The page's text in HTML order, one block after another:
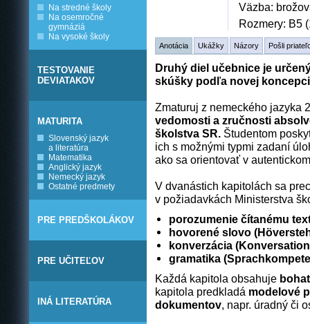
Na stredné školy
Na osemročné
gymnáziá
Na vysoké školy
TESTOVANIE
DEVIATAKOV
MATURITA
Slovenský jazyk
a literatúra
Matematika
Anglický jazyk
Nemecký jazyk
Ostatné predmety
PRE PREDŠKOLÁKOV
PRE UČITEĽOV
INÁ LITERATÚRA
Väzba:
Rozmery: B5
Anotácia Ukážky Názory Pošli
Druhý diel učebnice je
skúšky podľa novej
Zmaturuj z nemeckého jazyka
vedomosti a zručnosti
školstva SR. Študentom
ich s možnými typmi zadaní
ako sa orientovať v
V dvanástich kapitolách sa
v požiadavkách Ministerstva
porozumenie čítanému
hovorené slovo
konverzácia
gramatika
Každá kapitola obsahuje
kapitola predkladá modelové
dokumentov, napr. úradný či